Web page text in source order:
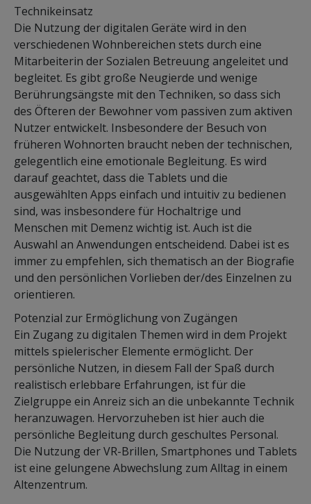
Technikeinsatz
Die Nutzung der digitalen Geräte wird in den
verschiedenen Wohnbereichen stets durch eine
Mitarbeiterin der Sozialen Betreuung angeleitet und
begleitet. Es gibt große Neugierde und wenige
Berührungsängste mit den Techniken, so dass sich
des Öfteren der Bewohner vom passiven zum aktiven
Nutzer entwickelt. Insbesondere der Besuch von
früheren Wohnorten braucht neben der technischen,
gelegentlich eine emotionale Begleitung. Es wird
darauf geachtet, dass die Tablets und die
ausgewählten Apps einfach und intuitiv zu bedienen
sind, was insbesondere für Hochaltrige und
Menschen mit Demenz wichtig ist. Auch ist die
Auswahl an Anwendungen entscheidend. Dabei ist es
immer zu empfehlen, sich thematisch an der Biografie
und den persönlichen Vorlieben der/des Einzelnen zu
orientieren.
Potenzial zur Ermöglichung von Zugängen
Ein Zugang zu digitalen Themen wird in dem Projekt
mittels spielerischer Elemente ermöglicht. Der
persönliche Nutzen, in diesem Fall der Spaß durch
realistisch erlebbare Erfahrungen, ist für die
Zielgruppe ein Anreiz sich an die unbekannte Technik
heranzuwagen. Hervorzuheben ist hier auch die
persönliche Begleitung durch geschultes Personal.
Die Nutzung der VR-Brillen, Smartphones und Tablets
ist eine gelungene Abwechslung zum Alltag in einem
Altenzentrum.